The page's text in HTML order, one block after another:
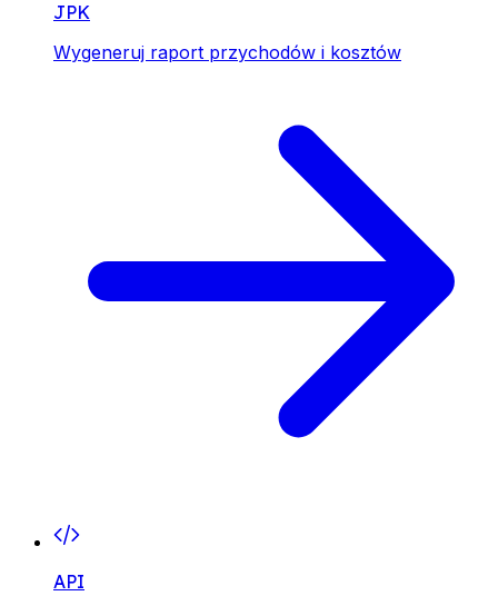
JPK
Wygeneruj raport przychodów i kosztów
API